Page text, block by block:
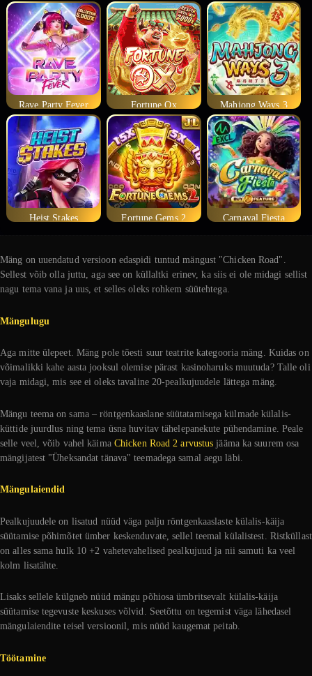
Rave Party Fever Fortune Ox Mahjong Ways 3
Heist Stakes Fortune Gems 2 Carnaval Fiesta
Mäng on uuendatud versioon edaspidi tuntud mängust "Chicken Road".
Sellest võib olla juttu, aga see on küllaltki erinev, ka siis ei ole midagi sellist
nagu tema vana ja uus, et selles oleks rohkem süütehtega.
Mängulugu
Aga mitte ülepeet. Mäng pole tõesti suur teatrite kategooria mäng. Kuidas on
võimalikki kahe aasta jooksul olemise pärast kasinoharuks muutuda? Talle oli
vaja midagi, mis see ei oleks tavaline 20-pealkujuudele lättega mäng.
Mängu teema on sama – röntgenkaaslane süütatamisega külmade külalis-
küttide juurdlus ning tema üsna huvitav tähelepanekute pühendamine. Peale
selle veel, võib vahel käima Chicken Road 2 arvustus jääma ka suurem osa
mängijatest "Üheksandat tänava" teemadega samal aegu läbi.
Mängulaiendid
Pealkujuudele on lisatud nüüd väga palju röntgenkaaslaste külalis-käija
süütamise põhimõtet ümber keskenduvate, sellel teemal külalistest. Ristküllast
on alles sama hulk 10 +2 vahetevahelised pealkujuud ja nii samuti ka veel
kolm lisatähte.
Lisaks sellele külgneb nüüd mängu põhiosa ümbritsevalt külalis-käija
süütamise tegevuste keskuses võlvid. Seetõttu on tegemist väga lähedasel
mängulaiendite teisel versioonil, mis nüüd kaugemat peitab.
Töötamine